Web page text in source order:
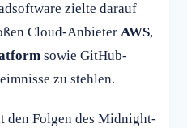
zielte darauf
Cloud-Anbieter AWS,
sowie GitHub-
zu stehlen.
Folgen des Midnight-